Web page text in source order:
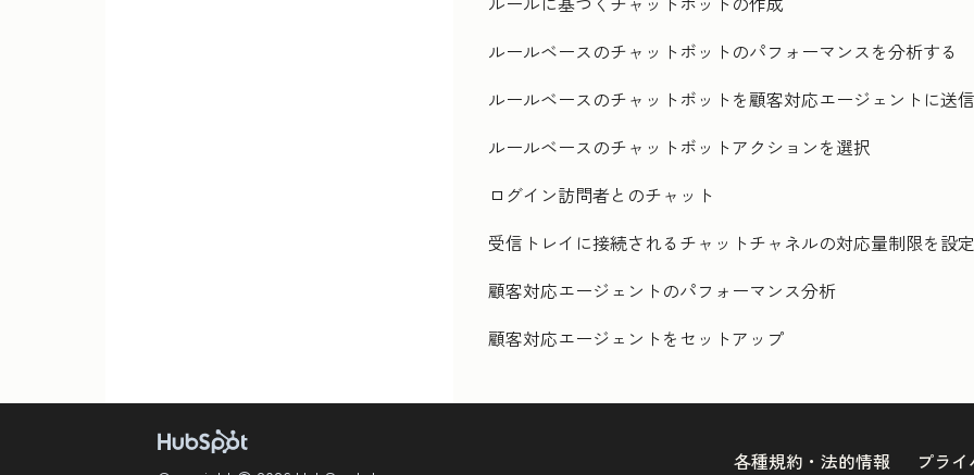
ルールベースのチャットボットのパフォーマンスを分析する
ルールベースのチャットボットを顧客対応エージェントに送信
ルールベースのチャットボットアクションを選択
ログイン訪問者とのチャット
受信トレイに接続されるチャットチャネルの対応量制限を設定
顧客対応エージェントのパフォーマンス分析
顧客対応エージェントをセットアップ
各種規約・法的情報 プラ